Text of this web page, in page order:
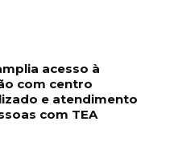
acesso à
com centro
e atendimento
com TEA